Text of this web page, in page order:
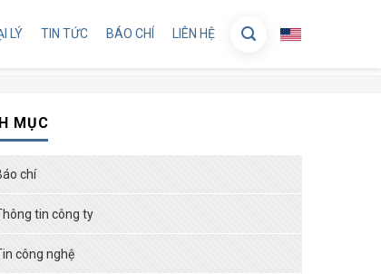
LÝ TIN TỨC BÁO CHÍ LIÊN HỆ
MỤC
chí
tin công ty
công nghệ